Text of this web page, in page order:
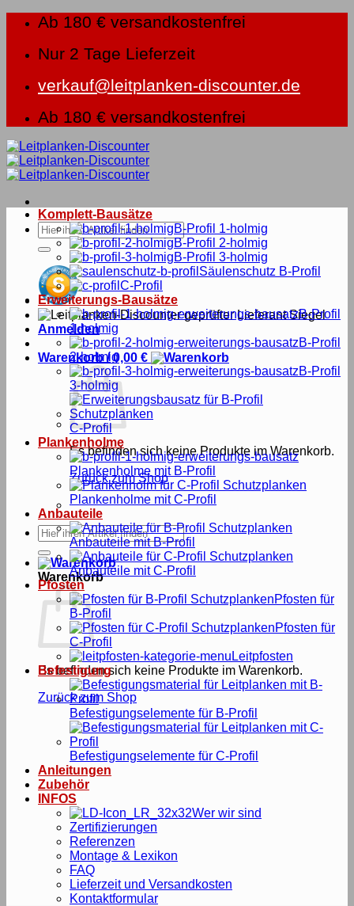
springen
Ab 180 € versandkostenfrei
Nur 2 Tage Lieferzeit
verkauf@leitplanken-discounter.de
Ab 180 € versandkostenfrei
Suche
nach:
Anmelden
Warenkorb /0,00 €
Es befinden sich keine Produkte im Warenkorb.
Zurück zum Shop
Suche
nach:
Warenkorb
Es befinden sich keine Produkte im Warenkorb.
Zurück zum Shop
Komplett-Bausätze
B-Profil 1-holmig
B-Profil 2-holmig
B-Profil 3-holmig
Säulenschutz B-Profil
C-Profil
Erweiterungs-Bausätze
B-Profil
1-holmig
B-Profil
2-holmig
B-Profil
3-holmig
C-Profil
Plankenholme
Plankenholme mit B-Profil
Plankenholme mit C-Profil
Anbauteile
Anbauteile mit B-Profil
Anbauteile mit C-Profil
Pfosten
Pfosten für
B-Profil
Pfosten für
C-Profil
Leitpfosten
Befestigung
Befestigungselemente für B-Profil
Befestigungselemente für C-Profil
Anleitungen
Zubehör
INFOS
Wer wir sind
Zertifizierungen
Referenzen
Montage & Lexikon
FAQ
Lieferzeit und Versandkosten
Kontaktformular